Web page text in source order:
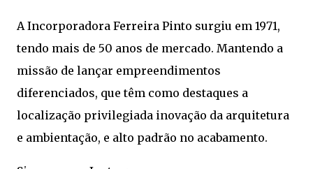
A Incorporadora Ferreira Pinto surgiu em 1971,
tendo mais de 50 anos de mercado. Mantendo a
missão de lançar empreendimentos
diferenciados, que têm como destaques a
localização privilegiada inovação da arquitetura
e ambientação, e alto padrão no acabamento.